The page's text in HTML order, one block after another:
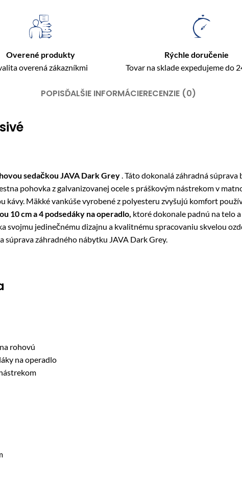
Overené produkty
overená zákazníkmi
Rýchle doručenie
Tovar na sklade expedujeme do
POPISĎALŠIE INFORMÁCIERECENZIE (0)
sedačkou JAVA Dark Grey. Táto dokonalá záhradná
pohovka z galvanizovanej ocele s práškovým nástrekom v
kávy. Mäkké vankúše vyrobené z polyesteru zvyšujú komfort
10 cm a 4 podsedáky na operadlo, ktoré dokonale padnú na telo
svojmu jedinečnému dizajnu a kvalitnému spracovaniu skvelou
záhradného nábytku JAVA Dark Grey.
rohovú
na operadlo